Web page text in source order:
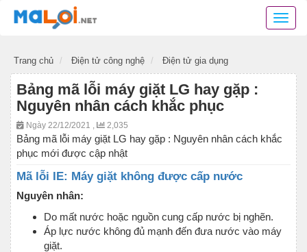
Danh
các
thiết
điện
tử,
các
phần
mềm
ứng
dụng
Trang chủ Điện tử công nghệ Điện tử gia dụng
Bảng mã lỗi máy giặt LG hay gặp :
Nguyên nhân cách khắc phục
Ngày 22/12/2021 , 2,035
Bảng mã lỗi máy giặt LG hay gặp : Nguyên nhân cách khắc
phục mới được cập nhật
Mã lỗi IE: Máy giặt không được cấp nước
Nguyên nhân:
Do mất nước hoặc nguồn cung cấp nước bị nghẽn.
Áp lực nước không đủ mạnh đến đưa nước vào máy
giặt.